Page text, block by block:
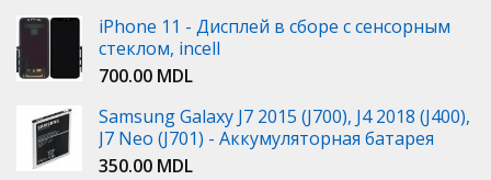
iPhone 11 - Дисплей в сборе с сенсорным
стеклом, incell
700.00 MDL
Samsung Galaxy J7 2015 (J700), J4 2018 (J400),
J7 Neo (J701) - Аккумуляторная батарея
350.00 MDL